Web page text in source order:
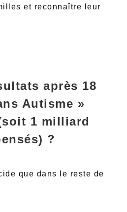
et reconnaître leur
après 18
Autisme »
1 milliard
?
que dans le reste de